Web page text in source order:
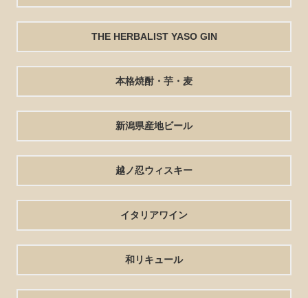
THE HERBALIST YASO GIN
本格焼酎・芋・麦
新潟県産地ビール
越ノ忍ウィスキー
イタリアワイン
和リキュール